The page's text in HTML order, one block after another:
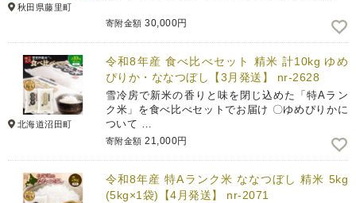
秋田県藤里町
寄附金額 30,000円
北海道沼田町
令和8年産 食べ比べセット 精米 計10kg ゆめ
ぴりか・ななつぼし【3月発送】 nr-2628
雪冷房で新米の香りと味を閉じ込めた「特Aラン
ク米」を食べ比べセットでお届け 〇ゆめぴりかに
ついて …
寄附金額 21,000円
令和8年産 特Aランク米 ななつぼし 精米 5kg
(5kg×1袋)【4月発送】 nr-2071